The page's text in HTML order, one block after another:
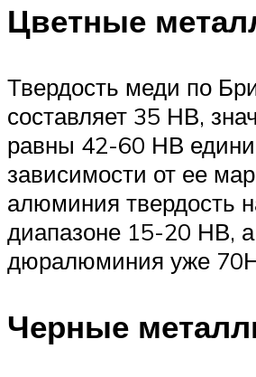
Цветные
Твердость меди по
составляет 35 НВ,
равны 42-60 НВ
зависимости от ее
алюминия твердость
диапазоне 15-20 НВ,
дюралюминия уже
Черные